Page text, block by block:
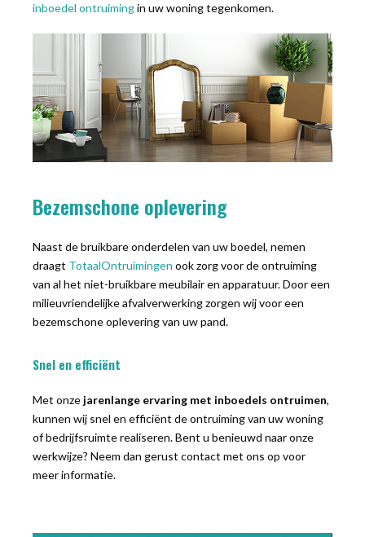
inboedel ontruimingin uw woning tegenkomen.
Bezemschone oplevering
Naast de bruikbare onderdelen van uw boedel, nemen
draagt TotaalOntruimingen ook zorg voor de ontruiming
van al het niet-bruikbare meubilair en apparatuur. Door een
milieuvriendelijke afvalverwerking zorgen wij voor een
bezemschone oplevering van uw pand.
Snel en efficiënt
Met onze jarenlange ervaring met inboedels ontruimen,
kunnen wij snel en efficiënt de ontruiming van uw woning
of bedrijfsruimte realiseren. Bent u benieuwd naar onze
werkwijze? Neem dan gerust contact met ons op voor
meer informatie.